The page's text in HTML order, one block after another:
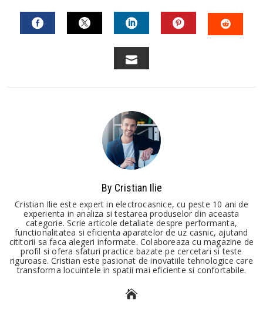
TWITTERLINKEDIN
By Cristian Ilie
Cristian Ilie este expert in electrocasnice, cu peste 10 ani de
experienta in analiza si testarea produselor din aceasta
categorie. Scrie articole detaliate despre performanta,
functionalitatea si eficienta aparatelor de uz casnic, ajutand
cititorii sa faca alegeri informate. Colaboreaza cu magazine de
profil si ofera sfaturi practice bazate pe cercetari si teste
riguroase. Cristian este pasionat de inovatiile tehnologice care
transforma locuintele in spatii mai eficiente si confortabile.